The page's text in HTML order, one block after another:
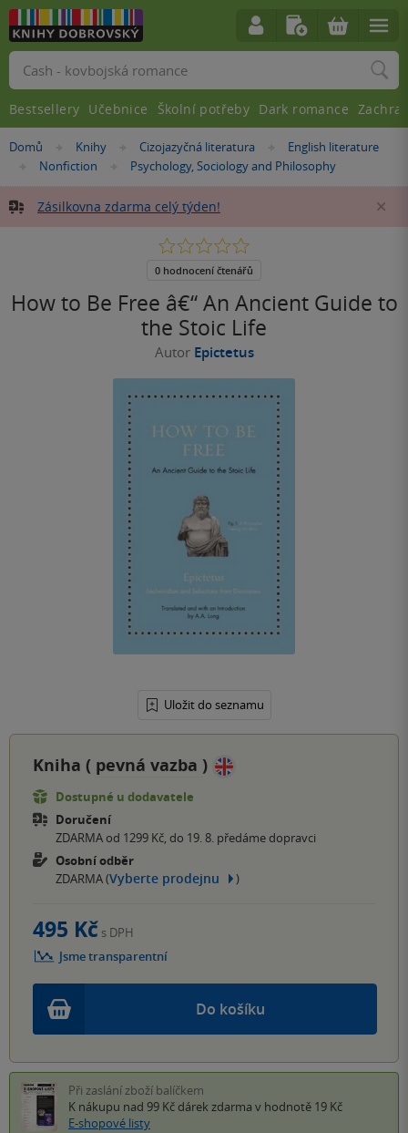
Nacházíte
Domů »Knihy »Cizojazyčná literatura »English literature
»
Nonfiction »Psychology, Sociology and Philosophy
Zásilkovna zdarma celý týden!
How to Be Free â€“ An Ancient Guide to
the Stoic Life
Autor Epictetus
Uložit do seznamu
0.0
5
0 hodnocení čtenářů
Kniha ( pevná vazba )
Dostupné u dodavatele
Doručení
ZDARMA od 1299 Kč, do 19. 8. předáme dopravci
Osobní odběr
ZDARMA (Vyberte prodejnu )
Do košíku
495 Kč s DPH
Jsme transparentní
Při zaslání zboží balíčkem
K nákupu nad 99 Kč dárek zdarma v hodnotě 19 Kč
E-shopové listy
Vyhledávání
Bestsellery Učebnice Školní potřeby Dark romance